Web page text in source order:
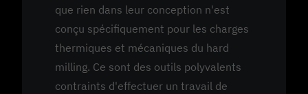
que rien dans leur conception n'est
conçu spécifiquement pour les charges
thermiques et mécaniques du hard
milling. Ce sont des outils polyvalents
contraints d'effectuer un travail de